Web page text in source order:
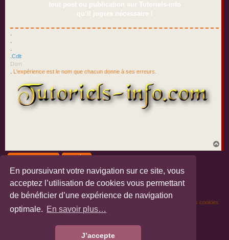
En poursuivant votre navigation sur ce site, vous
acceptez l’utilisation de cookies vous permettant
de bénéficier d’une expérience de navigation
optimale. En savoir plus…
J’accepte
tout post ou publication sur Tutoriels-info
qu’il jugera nécessaire !
Cdlt
Dom
L'expérience est le nom que chacun donne à ses erreurs.
a
1 message • Page1 sur1
Supprimer les cookies